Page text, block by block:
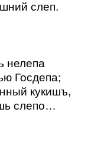
слеп.
нелепа
Госдепа;
кукишъ,
слепо…